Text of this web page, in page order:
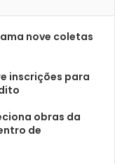
nove coletas
inscrições para
obras da
de